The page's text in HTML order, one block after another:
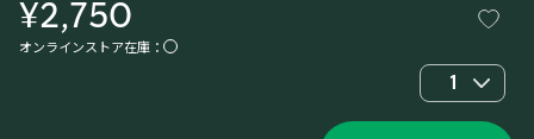
¥2,750
オンラインストア在庫：
1